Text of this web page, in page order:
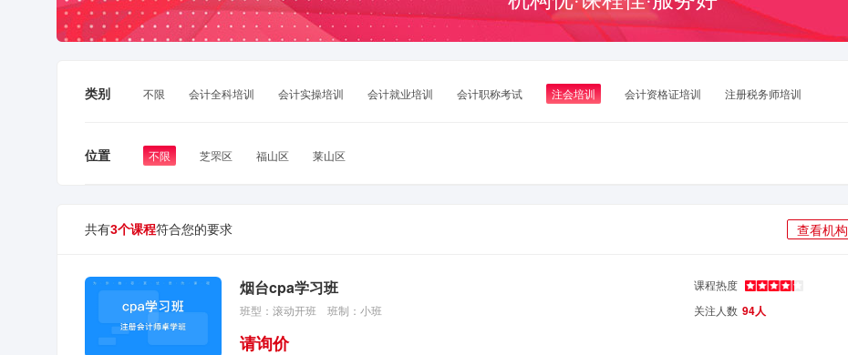
类别 不限 会计全科培训 会计实操培训 会计就业培训 会计职称考试 注会培训 会计资格证培训 注册税务师培训
位置 不限 芝罘区 福山区 莱山区
共有3个课程符合您的要求 查看机构
烟台cpa学习班
班型：滚动开班 班制：小班
请询价
课程热度
关注人数 94人